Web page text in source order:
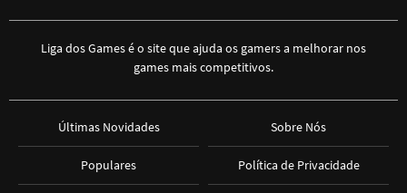
Liga dos Games é o site que ajuda os gamers a melhorar nos
games mais competitivos.
Últimas Novidades
Populares
Sobre Nós
Política de Privacidade